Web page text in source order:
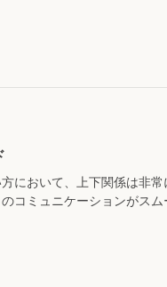
において、上下関係は非
コミュニケーションがスム